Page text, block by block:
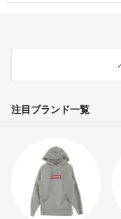
注目ブランド一覧